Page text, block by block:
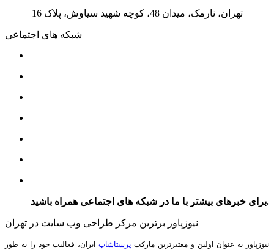
تهران، نارمک، میدان 48، کوچه شهید سیاوش، پلاک 16
شبکه های اجتماعی
برای خبرهای بیشتر با ما در شبکه های اجتماعی همراه باشید.
نیوزپاور برترین مرکز طراحی وب سایت در تهران
نیوزپاور به عنوان اولین و معتبرترین مارکت پرستاشاپ ایران، فعالیت خود را به طور